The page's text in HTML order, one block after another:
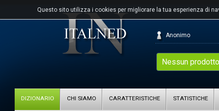
Questo sito utilizza i cookies per migliorare la tua esperienza di
Nessun
Anonimo
DIZIONARIO CHI SIAMO CARATTERISTICHE STATISTICHE